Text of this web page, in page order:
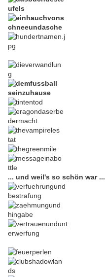
... und weil's so schön war ...